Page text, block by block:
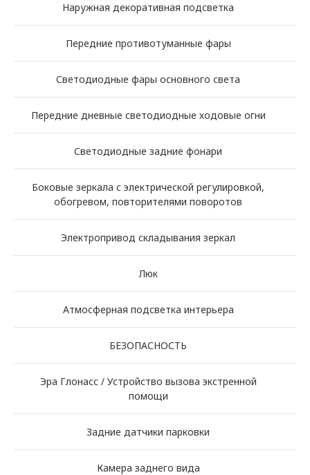
Наружная декоративная подсветка
Передние противотуманные фары
Светодиодные фары основного света
Передние дневные светодиодные ходовые огни
Светодиодные задние фонари
Боковые зеркала с электрической регулировкой,
обогревом, повторителями поворотов
Электропривод складывания зеркал
Люк
Атмосферная подсветка интерьера
БЕЗОПАСНОСТЬ
Эра Глонасс / Устройство вызова экстренной
помощи
Задние датчики парковки
Камера заднего вида